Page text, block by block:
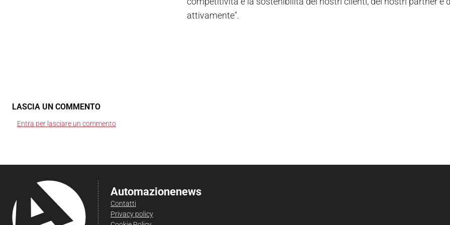
attivamente".
LASCIA UN COMMENTO
Entra per lasciare un commento
Automazionenews
Contatti
Privacy policy